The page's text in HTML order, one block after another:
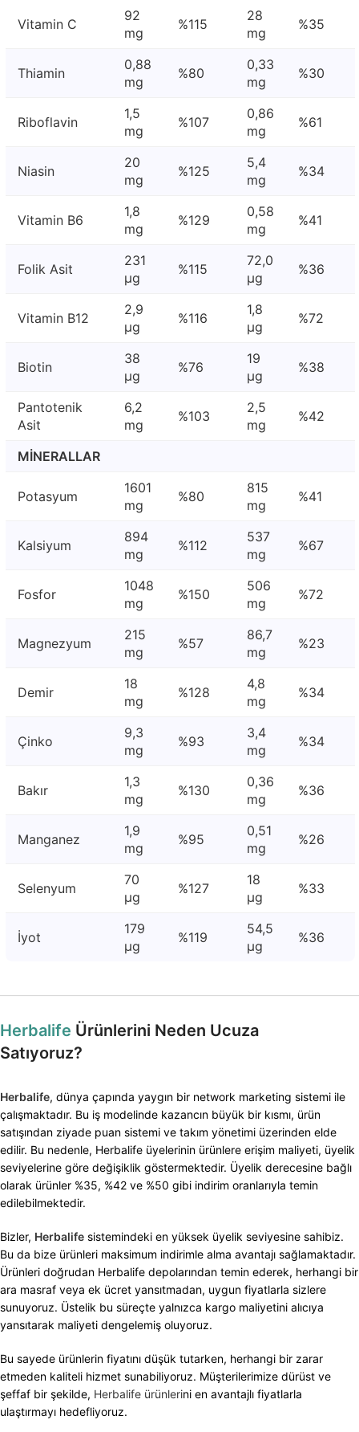
Vitamin C
92
mg
%115
28
mg
%35
Thiamin
0,88
mg
%80
0,33
mg
%30
Riboflavin
1,5
mg
%107
0,86
mg
%61
Niasin
20
mg
%125
5,4
mg
%34
Vitamin B6
1,8
mg
%129
0,58
mg
%41
Folik Asit
231
μg
%115
72,0
μg
%36
Vitamin B12
2,9
μg
%116
1,8
μg
%72
Biotin
38
μg
%76
19
μg
%38
Pantotenik
Asit
6,2
mg
%103
2,5
mg
%42
MİNERALLAR
Potasyum
1601
mg
%80
815
mg
%41
Kalsiyum
894
mg
%112
537
mg
%67
Fosfor
1048
mg
%150
506
mg
%72
Magnezyum
215
mg
%57
86,7
mg
%23
Demir
18
mg
%128
4,8
mg
%34
Çinko
9,3
mg
%93
3,4
mg
%34
Bakır
1,3
mg
%130
0,36
mg
%36
Manganez
1,9
mg
%95
0,51
mg
%26
Selenyum
70
μg
%127
18
μg
%33
İyot
179
μg
%119
54,5
μg
%36
Herbalife Ürünlerini Neden Ucuza
Satıyoruz?
Herbalife, dünya çapında yaygın bir network marketing sistemi ile
çalışmaktadır. Bu iş modelinde kazancın büyük bir kısmı, ürün
satışından ziyade puan sistemi ve takım yönetimi üzerinden elde
edilir. Bu nedenle, Herbalife üyelerinin ürünlere erişim maliyeti, üyelik
seviyelerine göre değişiklik göstermektedir. Üyelik derecesine bağlı
olarak ürünler %35, %42 ve %50 gibi indirim oranlarıyla temin
edilebilmektedir.
Bizler, Herbalife sistemindeki en yüksek üyelik seviyesine sahibiz.
Bu da bize ürünleri maksimum indirimle alma avantajı sağlamaktadır.
Ürünleri doğrudan Herbalife depolarından temin ederek, herhangi bir
ara masraf veya ek ücret yansıtmadan, uygun fiyatlarla sizlere
sunuyoruz. Üstelik bu süreçte yalnızca kargo maliyetini alıcıya
yansıtarak maliyeti dengelemiş oluyoruz.
Bu sayede ürünlerin fiyatını düşük tutarken, herhangi bir zarar
etmeden kaliteli hizmet sunabiliyoruz. Müşterilerimize dürüst ve
şeffaf bir şekilde, Herbalife ürünlerini en avantajlı fiyatlarla
ulaştırmayı hedefliyoruz.